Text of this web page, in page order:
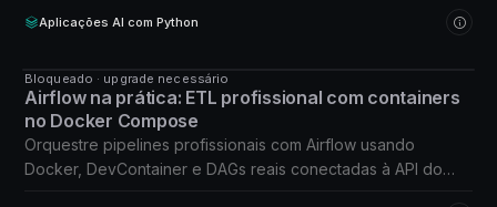
Aplicações AI com Python
CURSO
Bloqueado · upgrade necessário
Airflow na prática: ETL profissional com containers
no Docker Compose
Orquestre pipelines profissionais com Airflow usando
Docker, DevContainer e DAGs reais conectadas à API do